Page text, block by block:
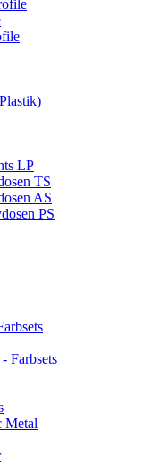
LP
TS
AS
PS
Farbsets
Metal